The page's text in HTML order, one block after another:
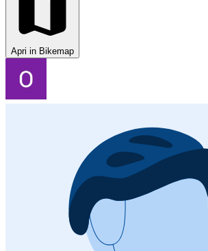
Apri in Bikemap